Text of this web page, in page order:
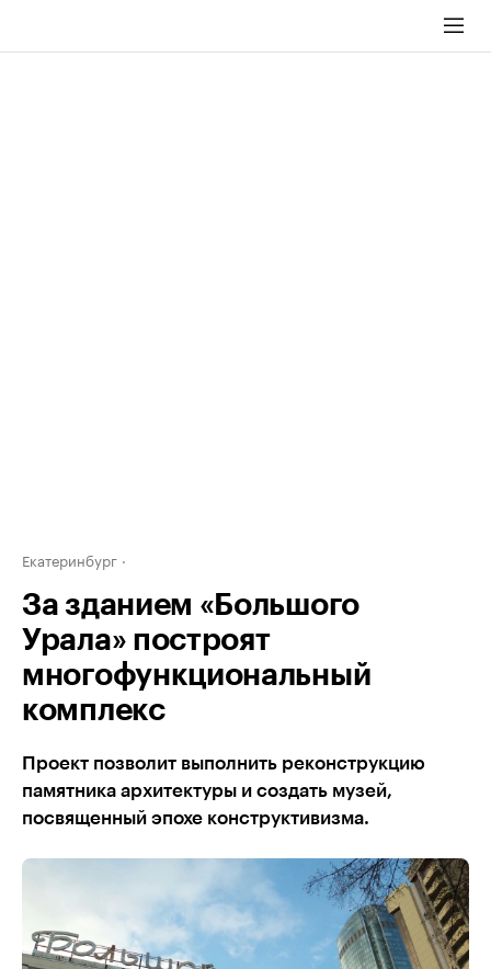
Екатеринбург
За зданием «Большого
Урала» построят
многофункциональный
комплекс
Проект позволит выполнить реконструкцию
памятника архитектуры и создать музей,
посвященный эпохе конструктивизма.